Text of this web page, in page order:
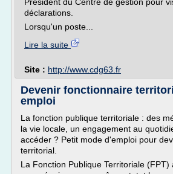
déclarations.
Lorsqu'un poste...
Lire la suite
Site : http://www.cdg63.fr
Devenir fonctionnaire
emploi
La fonction publique territoriale : des
la vie locale, un engagement au
accéder ? Petit mode d'emploi pour
territorial.
La Fonction Publique Territoriale